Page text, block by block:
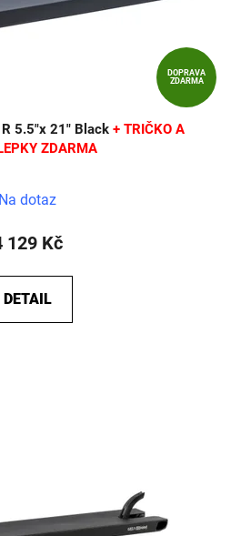
DOPRAVA
ZDARMA
5.5"x 21" Black + TRIČKO A
ZDARMA
Na dotaz
129 Kč
DETAIL